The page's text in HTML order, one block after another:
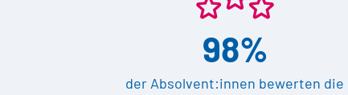
98%
der Absolvent:innen bewerten die